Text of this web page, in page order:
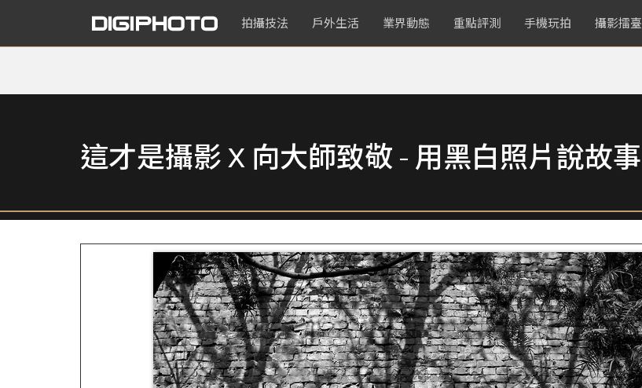
拍攝技法 戶外生活 業界動態 重點評測 手機玩拍 攝影擂臺
這才是攝影 X 向大師致敬 - 用黑白照片說故事